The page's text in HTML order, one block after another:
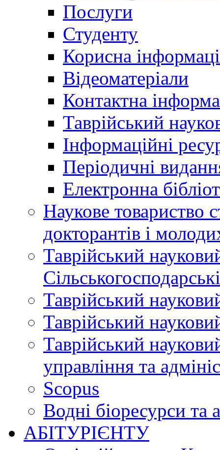
Послуги
Студенту
Корисна
Відеоматеріали
Контактна
Таврійський
Інформаційні
Періодичні
Електронна
Наукове товариство
докторантів і
Таврійський
Таврійський
Таврійський
Таврійський
управління та
Scopus
Водні біоресурси та
АБІТУРІЄНТУ